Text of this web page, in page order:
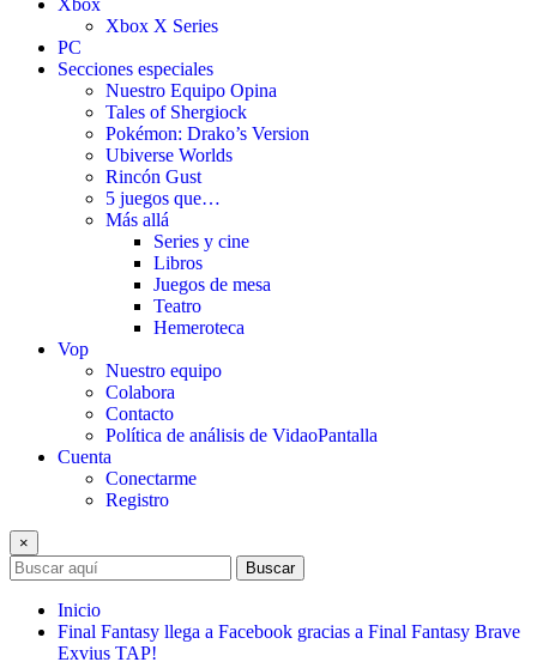
Xbox
Xbox X Series
PC
Secciones especiales
Nuestro Equipo Opina
Tales of Shergiock
Pokémon: Drako’s Version
Ubiverse Worlds
Rincón Gust
5 juegos que…
Más allá
Series y cine
Libros
Juegos de mesa
Teatro
Hemeroteca
Vop
Nuestro equipo
Colabora
Contacto
Política de análisis de VidaoPantalla
Cuenta
Conectarme
Registro
×
Buscar
Inicio
Final Fantasy llega a Facebook gracias a Final Fantasy Brave
Exvius TAP!